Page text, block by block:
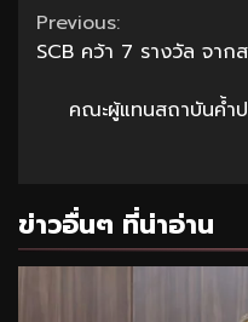
Continue
Reading
Previous:
SCB คว้า 7 รางวัล จาก
คณะผู้แทนสถาบันค้ำ
ข่าวอื่นๆ ที่น่าอ่าน